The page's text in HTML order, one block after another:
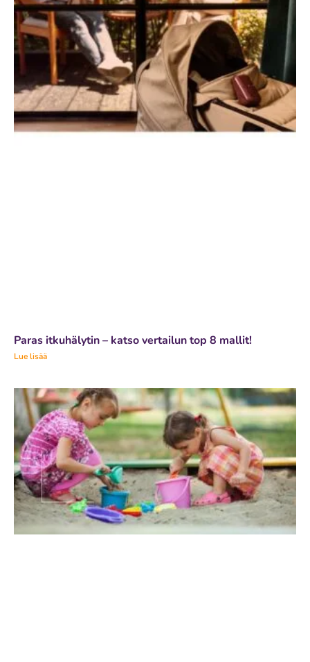
Paras itkuhälytin – katso vertailun top 8 mallit!
Lue lisää